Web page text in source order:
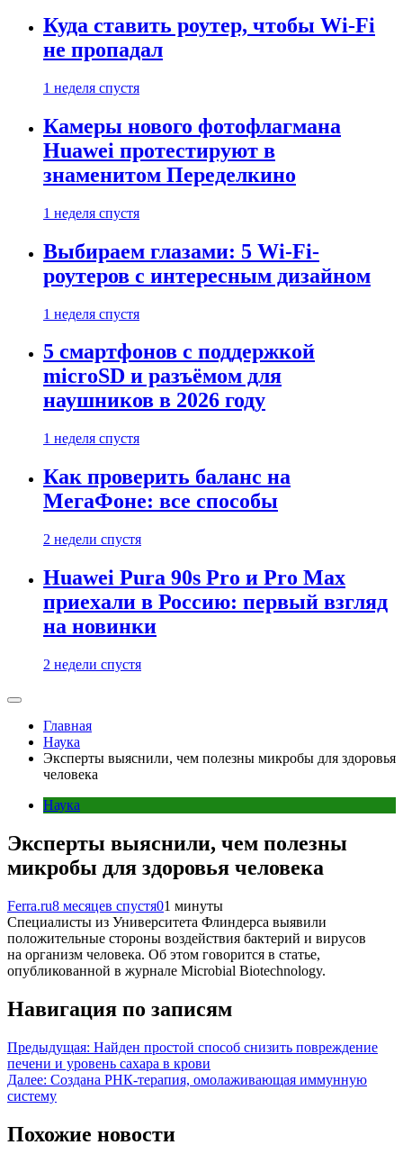
Куда ставить роутер, чтобы Wi-Fi
не пропадал
1 неделя спустя
Камеры нового фотофлагмана
Huawei протестируют в
знаменитом Переделкино
1 неделя спустя
Выбираем глазами: 5 Wi-Fi-
роутеров с интересным дизайном
1 неделя спустя
5 смартфонов с поддержкой
microSD и разъёмом для
наушников в 2026 году
1 неделя спустя
Как проверить баланс на
МегаФоне: все способы
2 недели спустя
Huawei Pura 90s Pro и Pro Max
приехали в Россию: первый взгляд
на новинки
2 недели спустя
Главная
Наука
Эксперты выяснили, чем полезны микробы для здоровья
человека
Наука
Эксперты выяснили, чем полезны
микробы для здоровья человека
Ferra.ru8 месяцев спустя01 минуты
Специалисты из Университета Флиндерса выявили
положительные стороны воздействия бактерий и вирусов
на организм человека. Об этом говорится в статье,
опубликованной в журнале Microbial Biotechnology.
Навигация по записям
Предыдущая: Найден простой способ снизить повреждение
печени и уровень сахара в крови
Далее: Создана РНК-терапия, омолаживающая иммунную
систему
Похожие новости